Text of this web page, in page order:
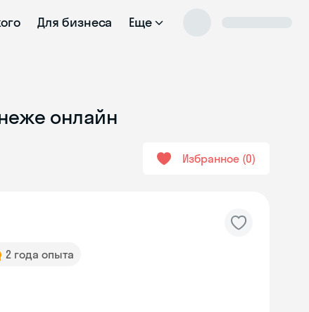
Для бизнеса Еще
онлайн
Избранное 0
2 года опыта